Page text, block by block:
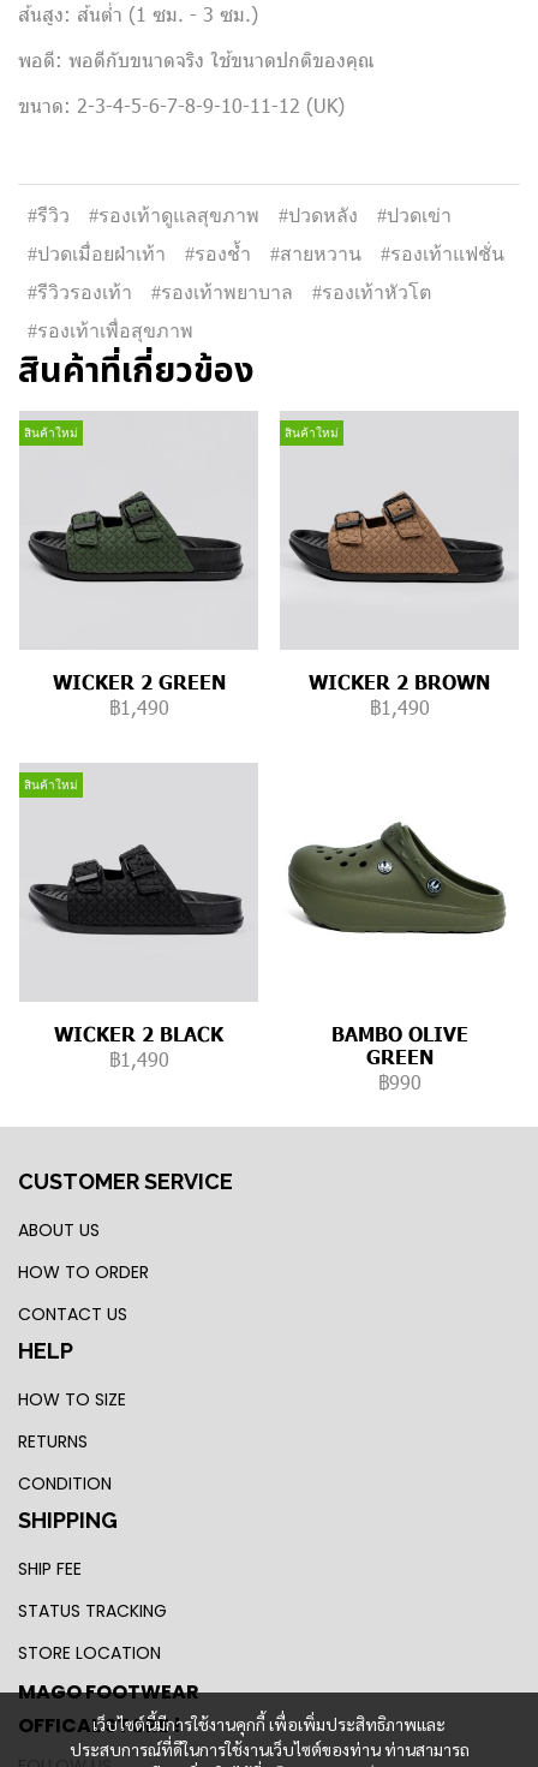
ส้นสูง: ส้นต่ำ (1 ซม. - 3 ซม.)
พอดี: พอดีกับขนาดจริง ใช้ขนาดปกติของคุณ
ขนาด: 2-3-4-5-6-7-8-9-10-11-12 (UK)
#รีวิว #รองเท้าดูแลสุขภาพ #ปวดหลัง
#ปวดเข่า
#ปวดเมื่อยฝ่าเท้า
#รองช้ำ #สายหวาน
#รองเท้าแฟชั่น
#รีวิวรองเท้า
#รองเท้าพยาบาล
#รองเท้าหัวโต
#รองเท้าเพื่อสุขภาพ
สินค้าที่เกี่ยวข้อง
สินค้าใหม่
WICKER 2 GREEN
฿1,490
สินค้าใหม่
WICKER 2 BROWN
฿1,490
สินค้าใหม่
WICKER 2 BLACK
฿1,490
BAMBO OLIVE
GREEN
฿990
เว็บไซต์นี้มีการใช้งานคุกกี้ เพื่อเพิ่มประสิทธิภาพและ
ประสบการณ์ที่ดีในการใช้งานเว็บไซต์ของท่าน ท่านสามารถ
CUSTOMER SERVICE
ABOUT US
HOW TO ORDER
CONTACT US
HELP
HOW TO SIZE
RETURNS
CONDITION
SHIPPING
SHIP FEE
STATUS TRACKING
STORE LOCATION
MAGO FOOTWEAR
OFFICAL STORE !